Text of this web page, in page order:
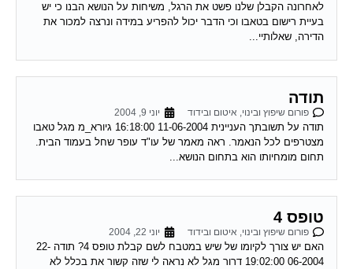
לאחרונה הקבלן שלנו פשט את הרגל, משיחות על הנושא הבנו כי יש
בעיית רישום בטאבו וכי הדבר יכול להפריע במידה ונרצה למכור את
הדירה, שאלותיי...
תודה
פורום שיפוץ ובינוי, איטום ובידוד יוני 9, 2004
תודה על תשובתך העניינית 11-06-2004 16:18:00 גיורא_מ מגל טאבו
מצטרפים לכל הנאמר. ראה מאמר של עו"ד עופר שחל בעמוד הבית.
תחום מומחיותו הוא בתחום הנושא...
טופס 4
פורום שיפוץ ובינוי, איטום ובידוד יוני 22, 2004
האם יש צורך לקיומו של שיש במטבח לשם קבלת טופס 4? תודה 22-
06-2004 19:02:00 דרור מגל לא נראה לי שזה קשור את בכלל לא